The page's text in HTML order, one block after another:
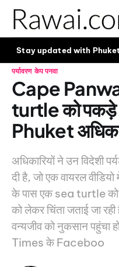
Stay updated with
पर्यावरण केप पनवा
Cape
turtle को पकड़े
Phuket
अधिकारियों ने उन विदेशी
दी है, जो एक वायरल
के पास एक sea turtle को
को लेकर चिंता जताई जा
वन्यजीव को नुकसान
Times के Faceboo